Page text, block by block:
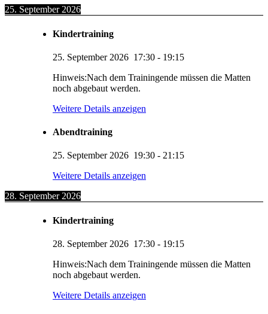
25. September 2026
Kindertraining
25. September 2026 17:30 - 19:15
Hinweis:Nach dem Trainingende müssen die Matten
noch abgebaut werden.
Weitere Details anzeigen
Abendtraining
25. September 2026 19:30 - 21:15
Weitere Details anzeigen
28. September 2026
Kindertraining
28. September 2026 17:30 - 19:15
Hinweis:Nach dem Trainingende müssen die Matten
noch abgebaut werden.
Weitere Details anzeigen